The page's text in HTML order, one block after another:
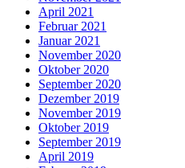
April 2021
Februar 2021
Januar 2021
November 2020
Oktober 2020
September 2020
Dezember 2019
November 2019
Oktober 2019
September 2019
April 2019